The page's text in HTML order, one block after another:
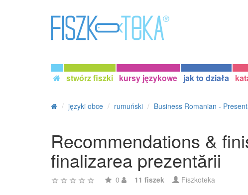
stwórz fiszki kursy językowe jak to działa
języki obce rumuński Business Romanian -
Recommendations &
finalizarea prezentării
0 11 fiszek Fiszkoteka